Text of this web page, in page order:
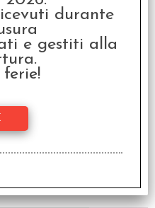
5 -
Bianco
durante
e gestiti alla
ferie!